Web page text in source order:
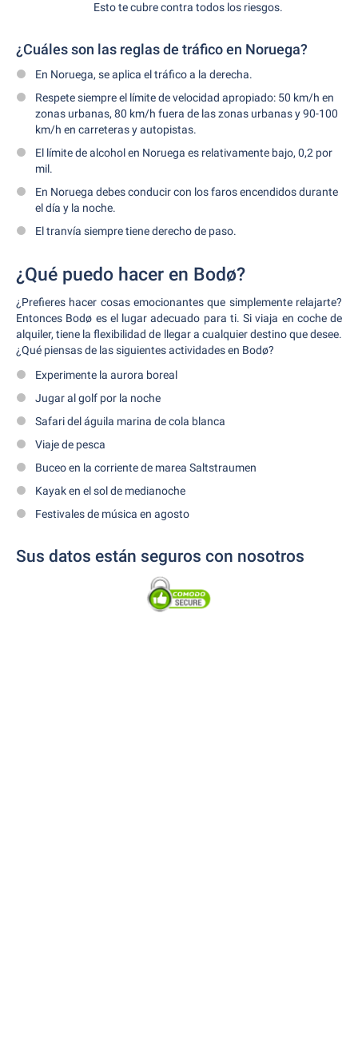
Esto te cubre contra todos los riesgos.
¿Cuáles son las reglas de tráfico en Noruega?
En Noruega, se aplica el tráfico a la derecha.
Respete siempre el límite de velocidad apropiado: 50 km/h en
zonas urbanas, 80 km/h fuera de las zonas urbanas y 90-100
km/h en carreteras y autopistas.
El límite de alcohol en Noruega es relativamente bajo, 0,2 por
mil.
En Noruega debes conducir con los faros encendidos durante
el día y la noche.
El tranvía siempre tiene derecho de paso.
¿Qué puedo hacer en Bodø?
¿Prefieres hacer cosas emocionantes que simplemente relajarte?
Entonces Bodø es el lugar adecuado para ti. Si viaja en coche de
alquiler, tiene la flexibilidad de llegar a cualquier destino que desee.
¿Qué piensas de las siguientes actividades en Bodø?
Experimente la aurora boreal
Jugar al golf por la noche
Safari del águila marina de cola blanca
Viaje de pesca
Buceo en la corriente de marea Saltstraumen
Kayak en el sol de medianoche
Festivales de música en agosto
Sus datos están seguros con nosotros